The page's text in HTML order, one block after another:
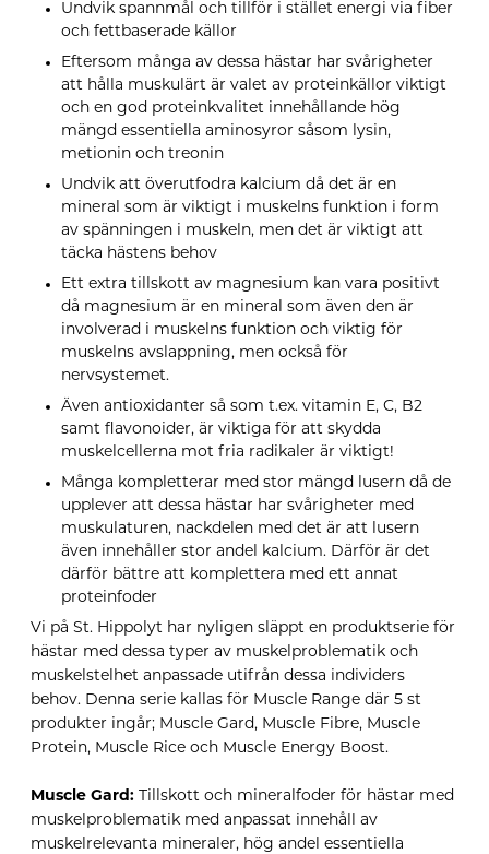
Undvik spannmål och tillför i stället energi via fiber
och fettbaserade källor
Eftersom många av dessa hästar har svårigheter
att hålla muskulärt är valet av proteinkällor viktigt
och en god proteinkvalitet innehållande hög
mängd essentiella aminosyror såsom lysin,
metionin och treonin
Undvik att överutfodra kalcium då det är en
mineral som är viktigt i muskelns funktion i form
av spänningen i muskeln, men det är viktigt att
täcka hästens behov
Ett extra tillskott av magnesium kan vara positivt
då magnesium är en mineral som även den är
involverad i muskelns funktion och viktig för
muskelns avslappning, men också för
nervsystemet.
Även antioxidanter så som t.ex. vitamin E, C, B2
samt flavonoider, är viktiga för att skydda
muskelcellerna mot fria radikaler är viktigt!
Många kompletterar med stor mängd lusern då de
upplever att dessa hästar har svårigheter med
muskulaturen, nackdelen med det är att lusern
även innehåller stor andel kalcium. Därför är det
därför bättre att komplettera med ett annat
proteinfoder
Vi på St. Hippolyt har nyligen släppt en produktserie för
hästar med dessa typer av muskelproblematik och
muskelstelhet anpassade utifrån dessa individers
behov. Denna serie kallas för Muscle Range där 5 st
produkter ingår; Muscle Gard, Muscle Fibre, Muscle
Protein, Muscle Rice och Muscle Energy Boost.
Muscle Gard: Tillskott och mineralfoder för hästar med
muskelproblematik med anpassat innehåll av
muskelrelevanta mineraler, hög andel essentiella